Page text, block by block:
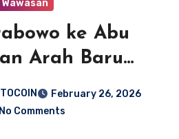
Wawasan
ke Abu
Arah Baru
February 26, 2026
No Comments